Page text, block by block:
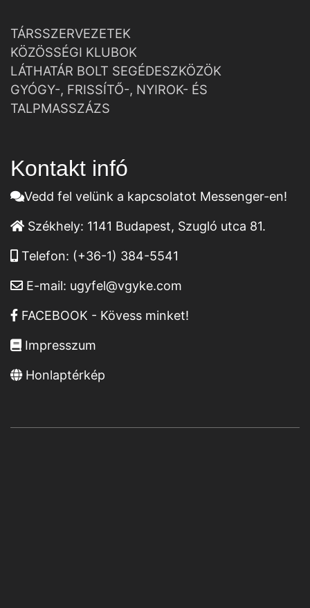
TÁRSSZERVEZETEK
KÖZÖSSÉGI KLUBOK
LÁTHATÁR BOLT SEGÉDESZKÖZÖK
GYÓGY-, FRISSÍTŐ-, NYIROK- ÉS
TALPMASSZÁZS
Kontakt infó
Vedd fel velünk a kapcsolatot Messenger-en!
Székhely: 1141 Budapest, Szugló utca 81.
Telefon: (+36-1) 384-5541
E-mail: ugyfel@vgyke.com
FACEBOOK - Kövess minket!
Impresszum
Honlaptérkép